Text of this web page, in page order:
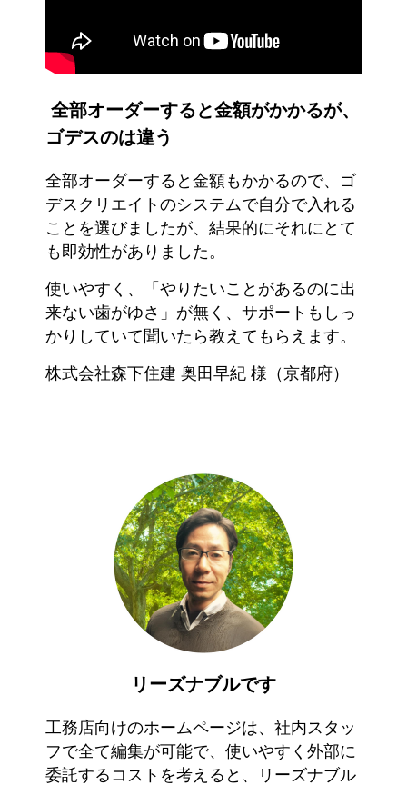
全部オーダーすると金額がかかるが、
ゴデスのは違う
全部オーダーすると金額もかかるので、ゴ
デスクリエイトのシステムで自分で入れる
ことを選びましたが、結果的にそれにとて
も即効性がありました。
使いやすく、「やりたいことがあるのに出
来ない歯がゆさ」が無く、サポートもしっ
かりしていて聞いたら教えてもらえます。
株式会社森下住建 奥田早紀 様（京都府）
リーズナブルです
工務店向けのホームページは、社内スタッ
フで全て編集が可能で、使いやすく外部に
委託するコストを考えると、リーズナブル